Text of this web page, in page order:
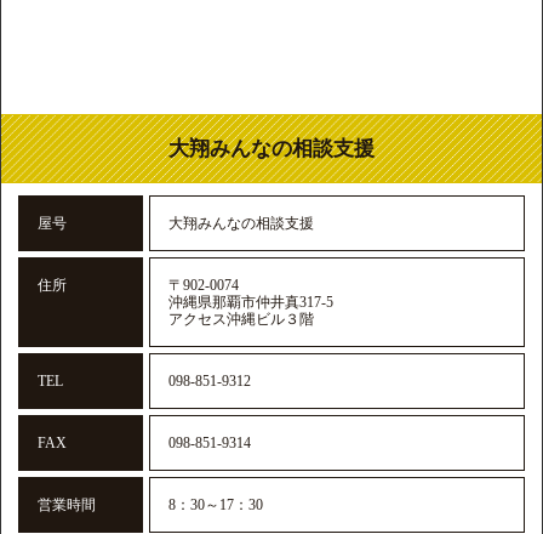
大翔みんなの相談支援
屋号 大翔みんなの相談支援
住所
〒902-0074
沖縄県那覇市仲井真317-5
アクセス沖縄ビル３階
TEL 098-851-9312
FAX 098-851-9314
営業時間 8：30～17：30